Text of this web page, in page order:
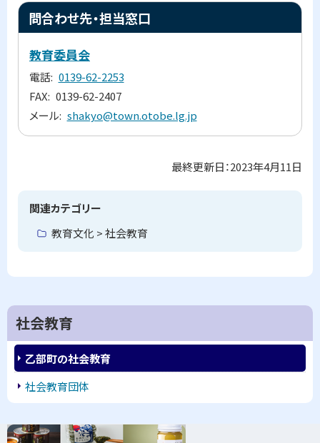
問
合
わ
せ
先
当
窓
口
ト
ッ
問合わせ先・担当窓口
教育委員会
電話 0139-62-2253
FAX 0139-62-2407
メール shakyo@town.otobe.lg.jp
最終更新日：2023年4月11日
関連カテゴリー
教育文化 > 社会教育
社会教育
乙部町の社会教育
社会教育団体
サ
ピ